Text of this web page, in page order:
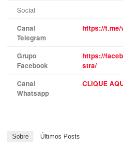
Social
Canal
Telegram
https://
Grupo
Facebook
https://
stra/
Canal
Whatsapp
CLIQUE
Sobre Últimos Posts